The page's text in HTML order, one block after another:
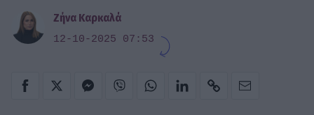
Ζήνα Καρκαλά
12-10-2025 07:53